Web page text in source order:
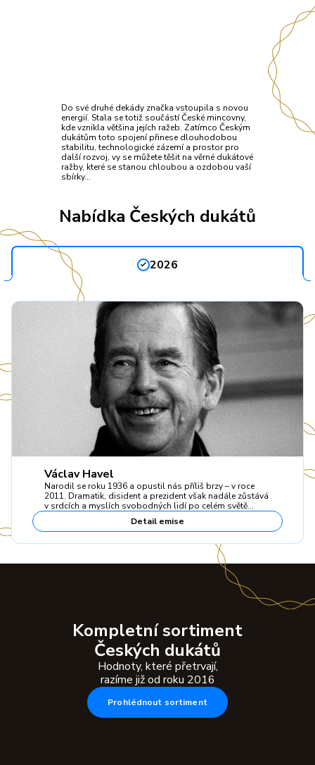
Do své druhé dekády značka vstoupila s novou
energií. Stala se totiž součástí České mincovny,
kde vznikla většina jejích ražeb. Zatímco Českým
dukátům toto spojení přinese dlouhodobou
stabilitu, technologické zázemí a prostor pro
další rozvoj, vy se můžete těšit na věrné dukátové
ražby, které se stanou chloubou a ozdobou vaší
sbírky…
Nabídka Českých dukátů
2026
Václav Havel
Narodil se roku 1936 a opustil nás příliš brzy – v roce
2011. Dramatik, disident a prezident však nadále zůstává
v srdcích a myslích svobodných lidí po celém světě…
Detail emise
Kompletní sortiment
Českých dukátů
Hodnoty, které přetrvají,
razíme již od roku 2016
Prohlédnout sortiment